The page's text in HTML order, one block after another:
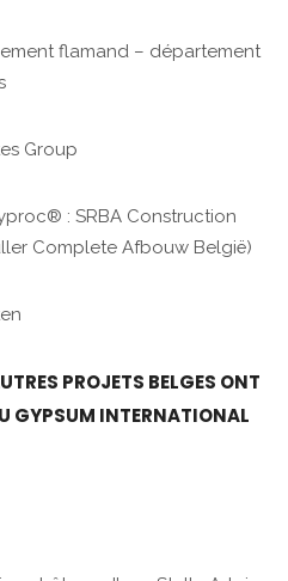
flamand – département
Group
: SRBA Construction
Complete Afbouw België)
PROJETS BELGES ONT
GYPSUM INTERNATIONAL